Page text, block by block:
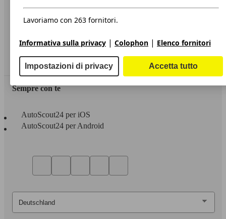
Privacy
Dichiarazione di Accessibilità
Servizi
Area rivenditori
Sempre con te
AutoScout24 per iOS
AutoScout24 per Android
Lavoriamo con 263 fornitori.
Informativa sulla privacy | Colophon | Elenco fornitori
Impostazioni di privacy Accetta tutto